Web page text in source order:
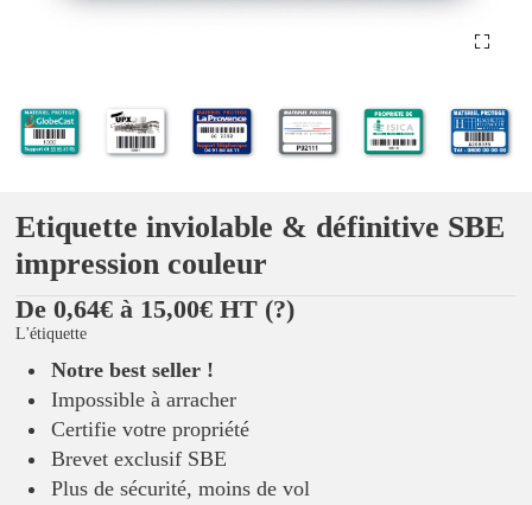
Etiquette inviolable & définitive SBE
impression couleur
De 0,64€ à 15,00€ HT (?)
L'étiquette
Notre best seller !
Impossible à arracher
Certifie votre propriété
Brevet exclusif SBE
Plus de sécurité, moins de vol